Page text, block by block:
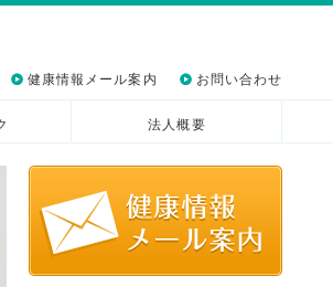
健康情報メール案内 お問い合わせ
法人概要